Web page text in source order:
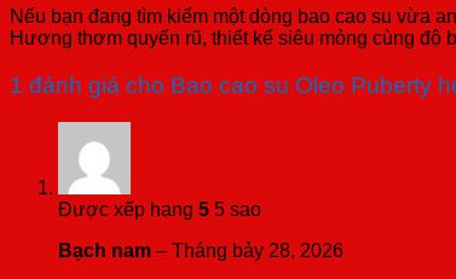
Nếu bạn đang tìm kiếm một dòng bao cao su vừa
Hương thơm quyến rũ, thiết kế siêu mỏng cùng
1 đánh giá cho Bao cao su Oleo Puberty
Được xếp hạng 5 5 sao
Bạch nam – Tháng bảy 28, 2026